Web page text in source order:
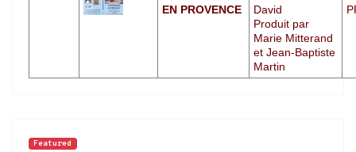
EN PROVENCE
David
Produit par
Marie Mitterand
et Jean-Baptiste
Martin
Featured